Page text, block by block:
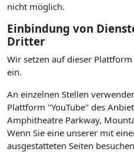
nicht möglich.
Einbindung von
Dritter
Wir setzen auf dieser
ein.
An einzelnen Stellen
Plattform "YouTube" des
Amphitheatre Parkway,
Wenn Sie eine unserer mit
ausgestatteten Seiten